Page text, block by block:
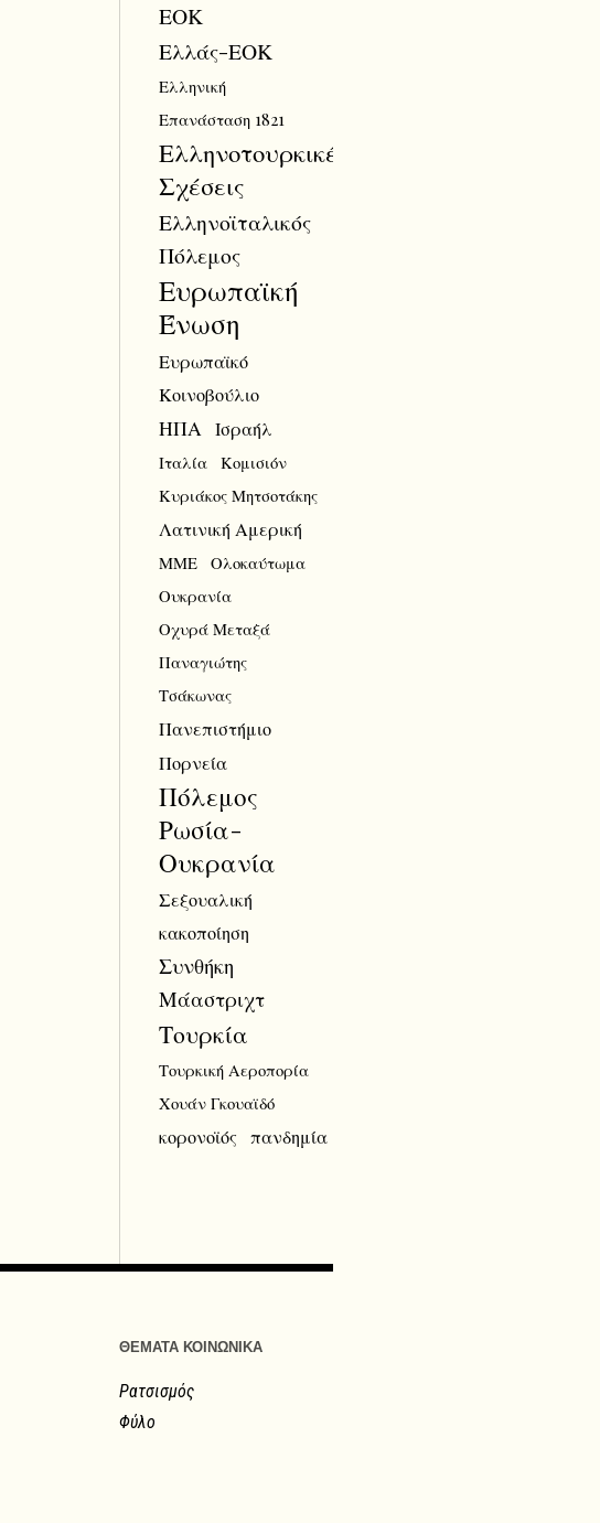
ΕΟΚ
Ελλάς-ΕΟΚ
Ελληνική
Επανάσταση 1821
Ελληνοτουρκικές
Σχέσεις
Ελληνοϊταλικός
Πόλεμος
Ευρωπαϊκή
Ένωση
Ευρωπαϊκό
Κοινοβούλιο
ΗΠΑ Ισραήλ
Ιταλία
Κομισιόν
Κυριάκος Μητσοτάκης
Λατινική Αμερική
ΜΜΕ
Ολοκαύτωμα
Ουκρανία
Οχυρά Μεταξά
Παναγιώτης
Τσάκωνας
Πανεπιστήμιο
Πορνεία
Πόλεμος
Ρωσία-
Ουκρανία
Σεξουαλική
κακοποίηση
Συνθήκη
Μάαστριχτ
Τουρκία
Τουρκική Αεροπορία
Χουάν Γκουαϊδό
κορονοϊός πανδημία
ΘΕΜΑΤΑ ΚΟΙΝΩΝΙΚΑ
Ρατσισμός
Φύλο